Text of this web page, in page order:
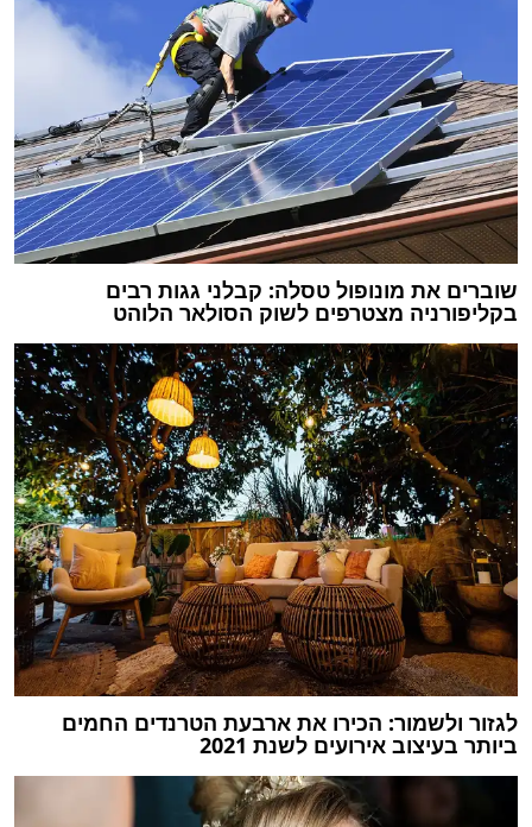
שוברים את מונופול טסלה: קבלני גגות רבים
בקליפורניה מצטרפים לשוק הסולאר הלוהט
לגזור ולשמור: הכירו את ארבעת הטרנדים החמים
ביותר בעיצוב אירועים לשנת 2021